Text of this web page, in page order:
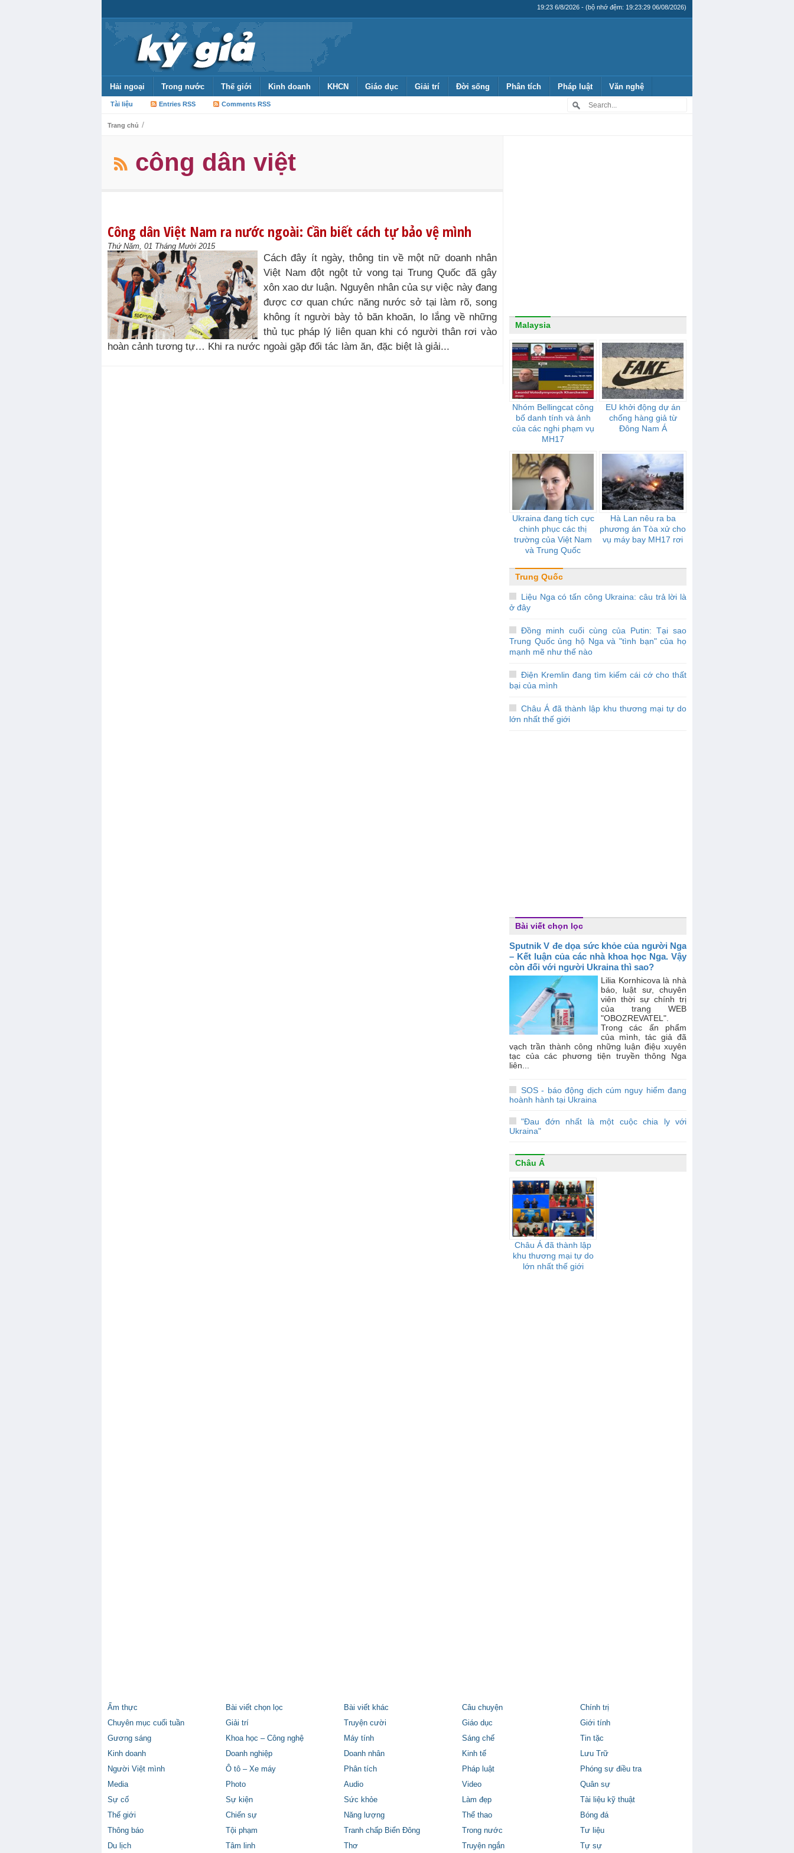
19:23 6/8/2026 - (bộ nhớ đệm: 19:23:29 06/08/2026)
Hải ngoại Trong nước Thế giới Kinh doanh KHCN Giáo dục Giải trí Đời sống Phân tích Pháp luật Văn nghệ
Tài liệu Entries RSS Comments RSS
Trang chủ /
công dân việt
Công dân Việt Nam ra nước ngoài: Cần biết cách tự bảo vệ mình
Thứ Năm, 01 Tháng Mười 2015
Cách đây ít ngày, thông tin về một nữ doanh nhân
Việt Nam đột ngột tử vong tại Trung Quốc đã gây
xôn xao dư luận. Nguyên nhân của sự việc này đang
được cơ quan chức năng nước sở tại làm rõ, song
không ít người bày tỏ băn khoăn, lo lắng về những
thủ tục pháp lý liên quan khi có người thân rơi vào
hoàn cảnh tương tự… Khi ra nước ngoài gặp đối tác làm ăn, đặc biệt là giải...
Malaysia
Nhóm Bellingcat công
bố danh tính và ảnh
của các nghi phạm vụ
MH17
EU khởi động dự án
chống hàng giả từ
Đông Nam Á
Ukraina đang tích cực
chinh phục các thị
trường của Việt Nam
và Trung Quốc
Hà Lan nêu ra ba
phương án Tòa xử cho
vụ máy bay MH17 rơi
Trung Quốc
Liệu Nga có tấn công Ukraina: câu trả lời là
ở đây
Đồng minh cuối cùng của Putin: Tại sao
Trung Quốc ủng hộ Nga và "tình bạn" của họ
mạnh mẽ như thế nào
Điện Kremlin đang tìm kiếm cái cớ cho thất
bại của mình
Châu Á đã thành lập khu thương mại tự do
lớn nhất thế giới
Bài viết chọn lọc
Sputnik V đe dọa sức khỏe của người Nga
– Kết luận của các nhà khoa học Nga. Vậy
còn đối với người Ukraina thì sao?
Lilia Kornhicova là nhà
báo, luật sư, chuyên
viên thời sự chính trị
của trang WEB
"OBOZREVATEL".
Trong các ấn phẩm
của mình, tác giả đã
vạch trần thành công những luận điệu xuyên
tạc của các phương tiện truyền thông Nga
liên...
SOS - báo động dịch cúm nguy hiểm đang
hoành hành tại Ukraina
"Đau đớn nhất là một cuộc chia ly với
Ukraina"
Châu Á
Châu Á đã thành lập
khu thương mại tự do
lớn nhất thế giới
Ẩm thực Bài viết chọn lọc Bài viết khác Câu chuyện
Chính trị
Chuyên mục cuối tuần
Giải trí Truyện cười Giáo dục
Giới tính
Gương sáng
Khoa học – Công nghệ Máy tính Sáng chế
Tin tặc
Kinh doanh
Doanh nghiệp Doanh nhân Kinh tế
Lưu Trữ
Người Việt mình
Ô tô – Xe máy Phân tích Pháp luật
Phóng sự điều tra
Media
Photo Audio Video
Quân sự
Sự cố
Sự kiện Sức khỏe Làm đẹp
Tài liệu kỹ thuật
Thế giới
Chiến sự Năng lượng Thể thao
Bóng đá
Thông báo
Tội phạm Tranh chấp Biển Đông Trong nước
Tư liệu
Du lịch
Tâm linh Thơ Truyện ngắn Tự sự